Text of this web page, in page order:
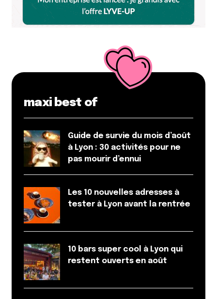
maxi best of
Guide de survie du mois d’août
à Lyon : 30 activités pour ne
pas mourir d’ennui
Les 10 nouvelles adresses à
tester à Lyon avant la rentrée
10 bars super cool à Lyon qui
restent ouverts en août